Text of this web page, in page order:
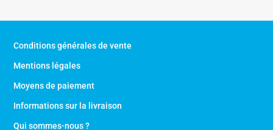
Conditions générales de vente
Mentions légales
Moyens de paiement
Informations sur la livraison
Qui sommes-nous ?